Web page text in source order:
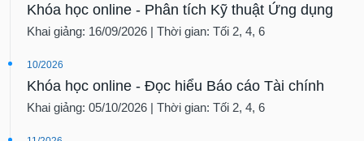
Khóa học online - Phân tích Kỹ thuật Ứng dụng
Khai giảng: 16/09/2026 | Thời gian: Tối 2, 4, 6
10/2026
Khóa học online - Đọc hiểu Báo cáo Tài chính
Khai giảng: 05/10/2026 | Thời gian: Tối 2, 4, 6